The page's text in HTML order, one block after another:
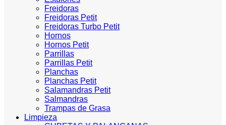
Freidoras
Freidoras Petit
Freidoras Turbo Petit
Hornos
Hornos Petit
Parrillas
Parrillas Petit
Planchas
Planchas Petit
Salamandras Petit
Salmandras
Trampas de Grasa
Limpieza